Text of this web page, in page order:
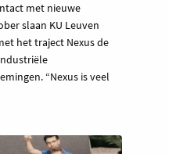
met nieuwe
slaan KU Leuven
het traject Nexus de
“Nexus is veel